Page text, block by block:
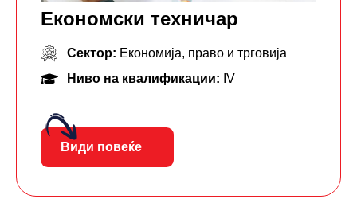
Економски техничар
Сектор: Економија, право и трговија
Ниво на квалификации: IV
Види повеќе